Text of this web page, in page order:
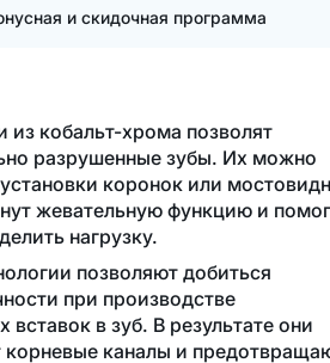
и скидочная программа
из кобальт-хрома позволят
разрушенные зубы. Их можно
коронок или
жевательную функцию и
нагрузку.
позволяют добиться
при производстве
в зуб. В результате они
корневые каналы и